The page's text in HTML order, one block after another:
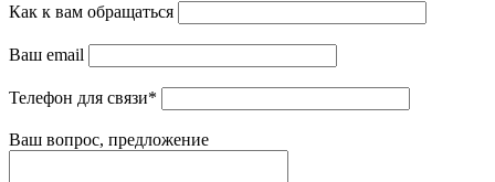
Как к вам обращаться
Ваш email
Телефон для связи*
Ваш вопрос, предложение